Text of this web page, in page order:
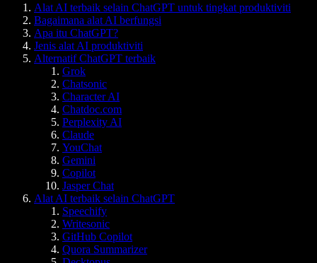
Alat AI terbaik selain ChatGPT untuk tingkat produktiviti
Bagaimana alat AI berfungsi
Apa itu ChatGPT?
Jenis alat AI produktiviti
Alternatif ChatGPT terbaik
Grok
Chatsonic
Character AI
Chatdoc.com
Perplexity AI
Claude
YouChat
Gemini
Copilot
Jasper Chat
Alat AI terbaik selain ChatGPT
Speechify
Writesonic
GitHub Copilot
Quora Summarizer